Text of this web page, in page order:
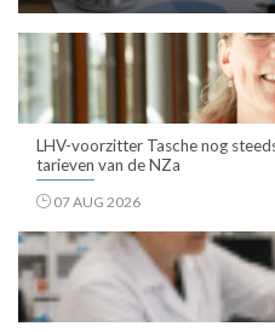
LHV-voorzitter Tasche nog
tarieven van de NZa
07 AUG 2026